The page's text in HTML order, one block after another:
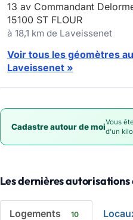
13 av Commandant
15100 ST FLOUR
à 18,1 km de Laveissenet
Voir tous les géomètres
Laveissenet »
Cadastre autour de moiVous
d'un
Les dernières
Logements 10